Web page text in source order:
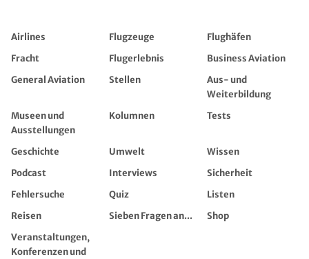
Airlines Flugzeuge
Flughäfen
Fracht
Flugerlebnis
Business Aviation
General Aviation
Stellen
Aus- und
Weiterbildung
Museen und
Ausstellungen
Kolumnen Tests
Geschichte Umwelt
Wissen
Podcast
Interviews
Sicherheit
Fehlersuche
Quiz
Listen
Reisen
Sieben Fragen an...
Shop
Veranstaltungen,
Konferenzen und